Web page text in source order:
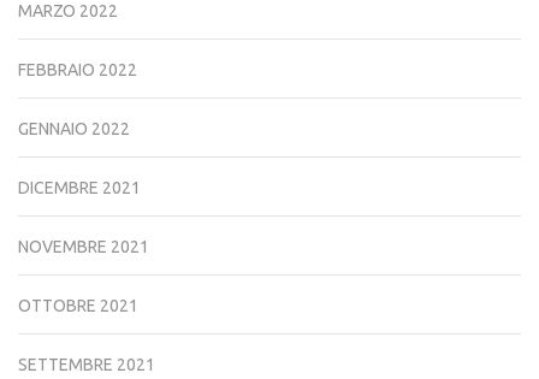
MARZO 2022
FEBBRAIO 2022
GENNAIO 2022
DICEMBRE 2021
NOVEMBRE 2021
OTTOBRE 2021
SETTEMBRE 2021